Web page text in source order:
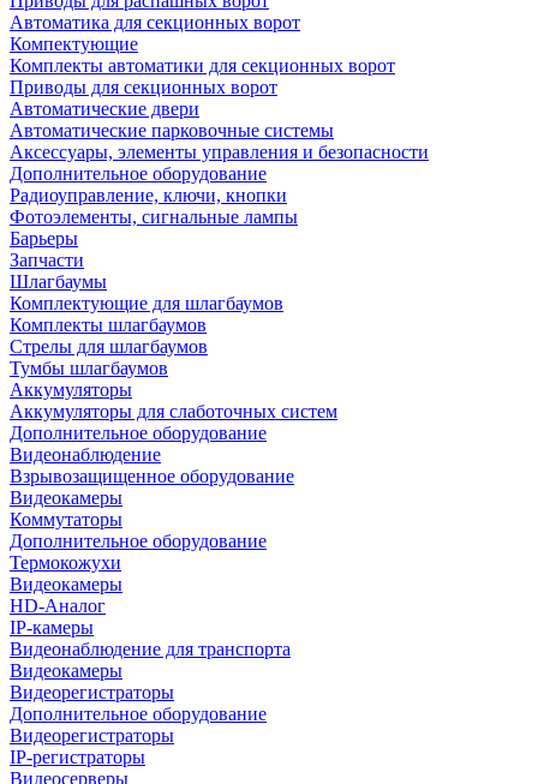
Автоматика для секционных ворот
Компектующие
Комплекты автоматики для секционных ворот
Приводы для секционных ворот
Автоматические двери
Автоматические парковочные системы
Аксессуары, элементы управления и безопасности
Дополнительное оборудование
Радиоуправление, ключи, кнопки
Фотоэлементы, сигнальные лампы
Барьеры
Запчасти
Шлагбаумы
Комплектующие для шлагбаумов
Комплекты шлагбаумов
Стрелы для шлагбаумов
Тумбы шлагбаумов
Аккумуляторы
Аккумуляторы для слаботочных систем
Дополнительное оборудование
Видеонаблюдение
Взрывозащищенное оборудование
Видеокамеры
Коммутаторы
Дополнительное оборудование
Термокожухи
Видеокамеры
HD-Аналог
IP-камеры
Видеонаблюдение для транспорта
Видеокамеры
Видеорегистраторы
Дополнительное оборудование
Видеорегистраторы
IP-регистраторы
Видеосерверы